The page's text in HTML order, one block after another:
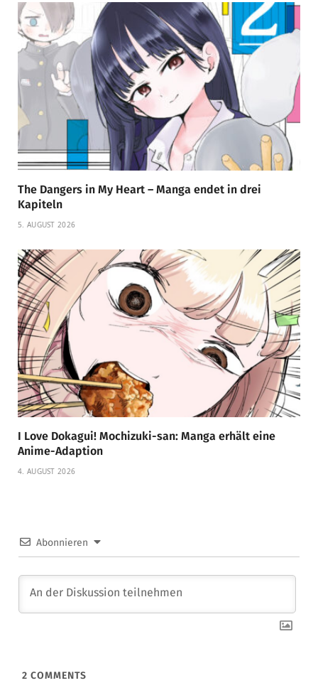
The Dangers in My Heart – Manga endet in drei
Kapiteln
5. AUGUST 2026
I Love Dokagui! Mochizuki-san: Manga erhält eine
Anime-Adaption
4. AUGUST 2026
Abonnieren
2 COMMENTS